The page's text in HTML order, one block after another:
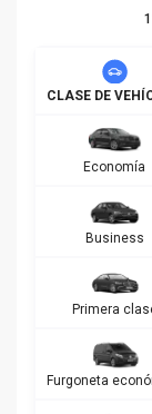
CLASE DE
Economía
Business
Primera
Furgoneta